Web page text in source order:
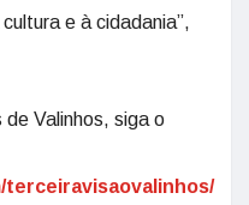
e à cidadania”,
Valinhos, siga o
terceiravisaovalinhos/